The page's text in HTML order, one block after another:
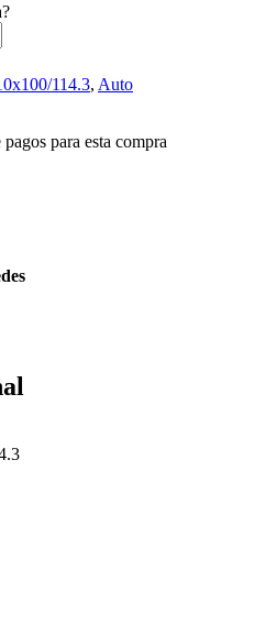
114.3, Auto
para esta compra